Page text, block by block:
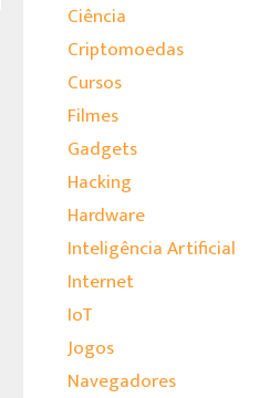
Ciência
Criptomoedas
Cursos
Filmes
Gadgets
Hacking
Hardware
Inteligência Artificial
Internet
IoT
Jogos
Navegadores